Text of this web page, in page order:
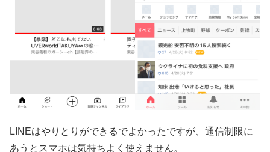
LINEはやりとりができるでよかったですが、通信制限に
あうとスマホは気持ちよく使えません。